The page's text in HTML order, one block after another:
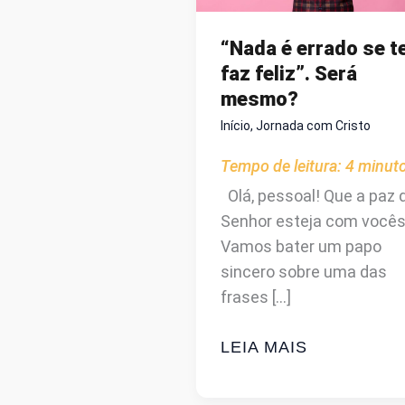
“Nada é errado se
faz feliz”. Será
mesmo?
Início, Jornada com Cristo
Tempo de leitura: 4
Olá, pessoal! Que a paz
Senhor esteja com
Vamos bater um papo
sincero sobre uma das
frases […]
“NADA
LEIA MAIS